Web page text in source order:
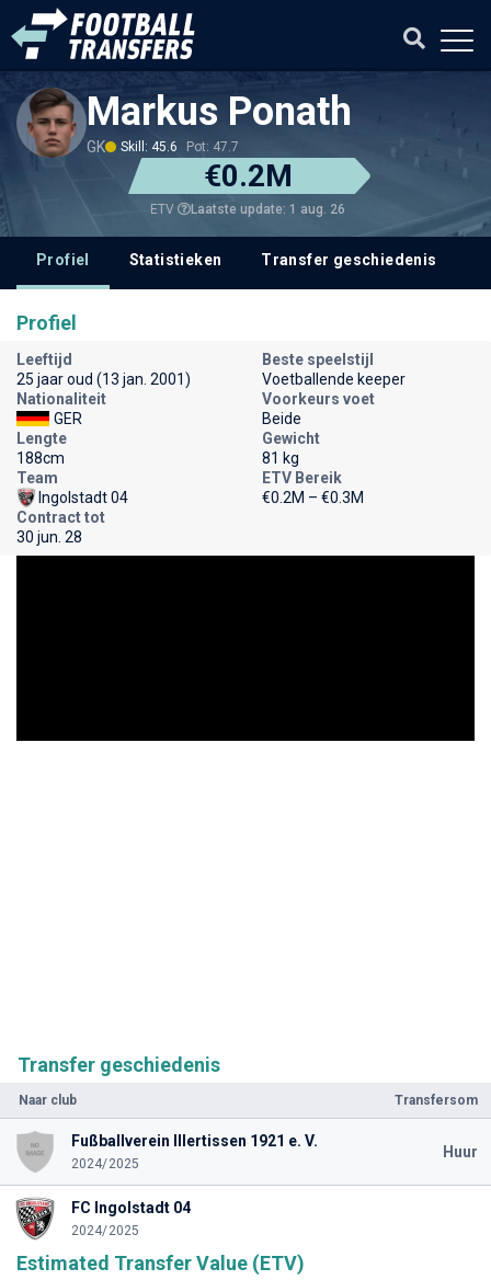
Markus Ponath
GK Skill: 45.6 Pot: 47.7
€0.2M
ETV Laatste update: 1 aug. 26
Profiel Statistieken Transfer geschiedenis
Transfer geschiedenis
Naar club Transfersom
Fußballverein Illertissen 1921 e. V.
2024/2025
Huur
FC Ingolstadt 04
2024/2025
Estimated Transfer Value (ETV)
Profiel
Leeftijd
25 jaar oud (13 jan. 2001)
Beste speelstijl
Voetballende keeper
Nationaliteit
GER
Voorkeurs voet
Beide
Lengte
188cm
Gewicht
81 kg
Team
Ingolstadt 04
ETV Bereik
€0.2M – €0.3M
Contract tot
30 jun. 28